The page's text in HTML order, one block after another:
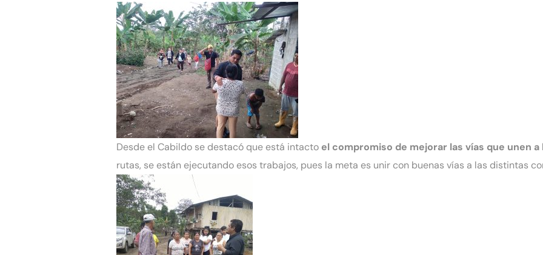
Desde el Cabildo se destacó que está intacto el compromiso de mejorar las vías que unen a
rutas, se están ejecutando esos trabajos, pues la meta es unir con buenas vías a las distintas